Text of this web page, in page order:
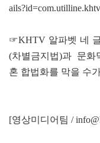
ails?id=com.utilline.khtv
☞KHTV 알파벳 네
(차별금지법)과 문화
혼 합법화를 막을 수
[영상미디어팀 /